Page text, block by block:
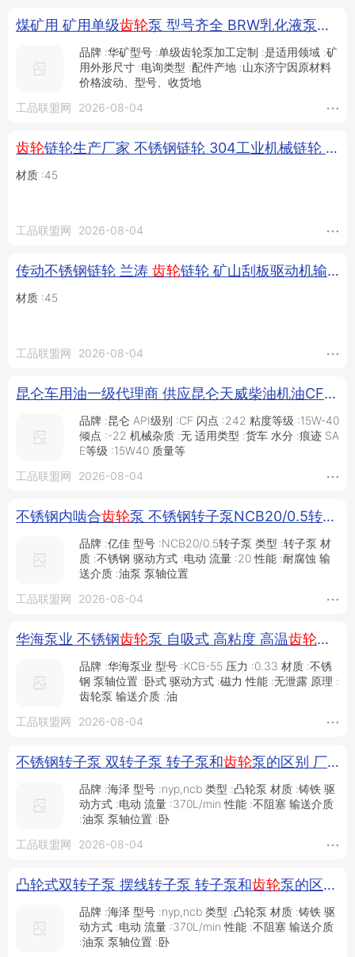
煤矿用 矿用单级齿轮泵 型号齐全 BRW乳化液泵配件 原厂现货 价格优惠 华矿矿用单级
品牌 :华矿型号 :单级齿轮泵加工定制 :是适用领域 :矿
用外形尺寸 :电询类型 :配件产地 :山东济宁因原材料
价格波动、型号、收货地
工品联盟网
2026-08-04
齿轮链轮生产厂家 不锈钢链轮 304工业机械链轮 兰涛 矿用刮板机链轮 单双节距输送机链轮_供应产品_任丘市兰涛机械配件厂
材质 :45
工品联盟网 2026-08-04
传动不锈钢链轮 兰涛 齿轮链轮 矿山刮板驱动机输送链轮 传动链轮 304不锈钢工业传动链轮_供应产品_任丘市兰涛机械配件厂
材质 :45
工品联盟网 2026-08-04
昆仑车用油一级代理商 供应昆仑天威柴油机油CF-4 15W40 3.5kg 昆仑汽油机油 昆仑车辆
品牌 :昆仑 API级别 :CF 闪点 :242 粘度等级 :15W-40
倾点 :-22 机械杂质 :无 适用类型 :货车 水分 :痕迹 SA
E等级 :15W40 质量等
工品联盟网
2026-08-04
不锈钢内啮合齿轮泵 不锈钢转子泵NCB20/0.5转子泵 304材质耐高温转子泵-泊亿佳_供应产品_泊头市亿佳泵业有限公司
品牌 :亿佳 型号 :NCB20/0.5转子泵 类型 :转子泵 材
质 :不锈钢 驱动方式 :电动 流量 :20 性能 :耐腐蚀 输
送介质 :油泵 泵轴位置
工品联盟网
2026-08-04
华海泵业 不锈钢齿轮泵 自吸式 高粘度 高温齿轮油泵
品牌 :华海泵业 型号 :KCB-55 压力 :0.33 材质 :不锈
钢 泵轴位置 :卧式 驱动方式 :磁力 性能 :无泄露 原理 :
齿轮泵 输送介质 :油
工品联盟网
2026-08-04
不锈钢转子泵 双转子泵 转子泵和齿轮泵的区别 厂家直销_供应产品_泊头市海泽泵业有限公司
品牌 :海泽 型号 :nyp,ncb 类型 :凸轮泵 材质 :铸铁 驱
动方式 :电动 流量 :370L/min 性能 :不阻塞 输送介质
:油泵 泵轴位置 :卧
工品联盟网
2026-08-04
凸轮式双转子泵 摆线转子泵 转子泵和齿轮泵的区别 源头厂家_供应产品_泊头市海泽泵业有限公司
品牌 :海泽 型号 :nyp,ncb 类型 :凸轮泵 材质 :铸铁 驱
动方式 :电动 流量 :370L/min 性能 :不阻塞 输送介质
:油泵 泵轴位置 :卧